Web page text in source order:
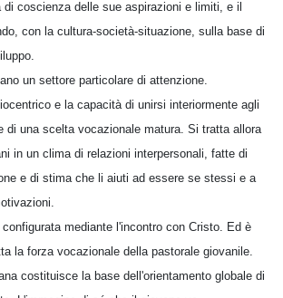
di coscienza delle sue aspirazioni e limiti, e il
con la cultura-società-situazione, sulla base di
un settore particolare di attenzione.
e la capacità di unirsi interiormente agli
di una scelta vocazionale matura. Si tratta allora
in un clima di relazioni interpersonali, fatte di
e di stima che li aiuti ad essere se stessi e a
mediante l'incontro con Cristo. Ed è
la forza vocazionale della pastorale giovanile.
costituisce la base dell'orientamento globale di